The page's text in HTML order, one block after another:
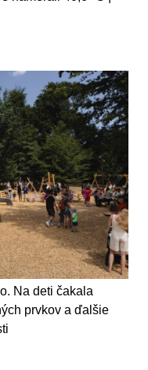
Na deti čakala
prvkov a ďalšie